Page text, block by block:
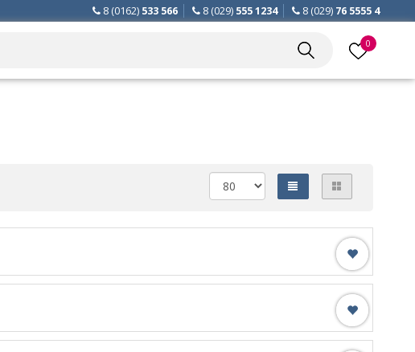
8 (0162) 533 566 8 (029) 555 1234 8 (029) 76 5555 4
0